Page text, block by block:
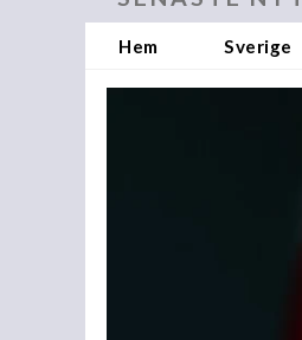
Hem Sverige